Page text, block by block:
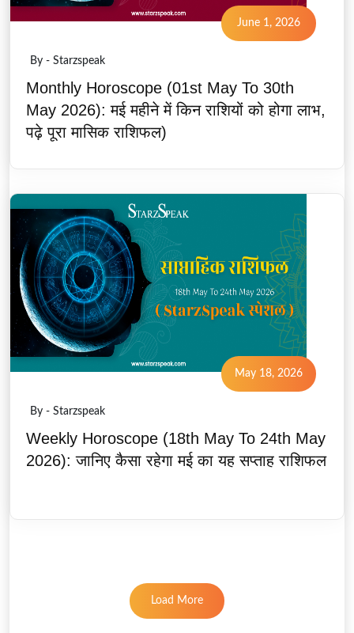
June 1, 2026
By - Starzspeak
Monthly Horoscope (01st May To 30th
May 2026): मई महीने में किन राशियों को होगा लाभ,
पढ़े पूरा मासिक राशिफल)
May 18, 2026
By - Starzspeak
Weekly Horoscope (18th May To 24th May
2026): जानिए कैसा रहेगा मई का यह सप्ताह राशिफल
Load More